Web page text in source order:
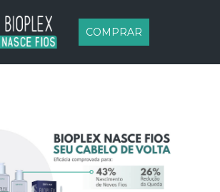
COMPRAR